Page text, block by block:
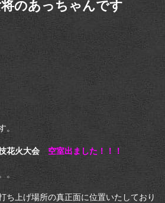
のあっちゃんです
。
花火大会 空室出ました！！！
。
ち上げ場所の真正面に位置いたしており